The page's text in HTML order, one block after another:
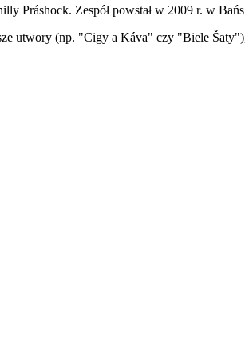
Práshock. Zespół powstał w 2009 r. w
utwory (np. "Cigy a Káva" czy "Biele